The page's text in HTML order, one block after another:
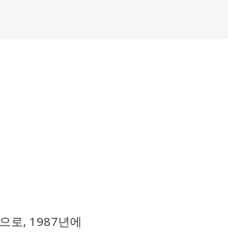
로, 1987년에